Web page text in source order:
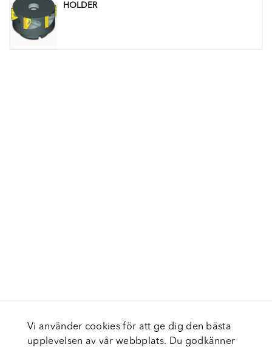
HOLDER
Vi använder cookies för att ge dig den bästa
upplevelsen av vår webbplats. Du godkänner